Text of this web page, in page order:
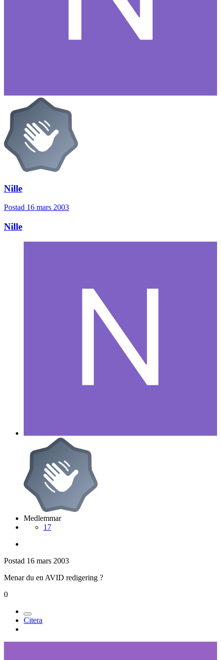
Nille
Postad 16 mars 2003
Nille
Medlemmar
17
Postad 16 mars 2003
Menar du en AVID redigering ?
0
Citera